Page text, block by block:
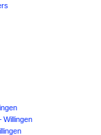
Willingen